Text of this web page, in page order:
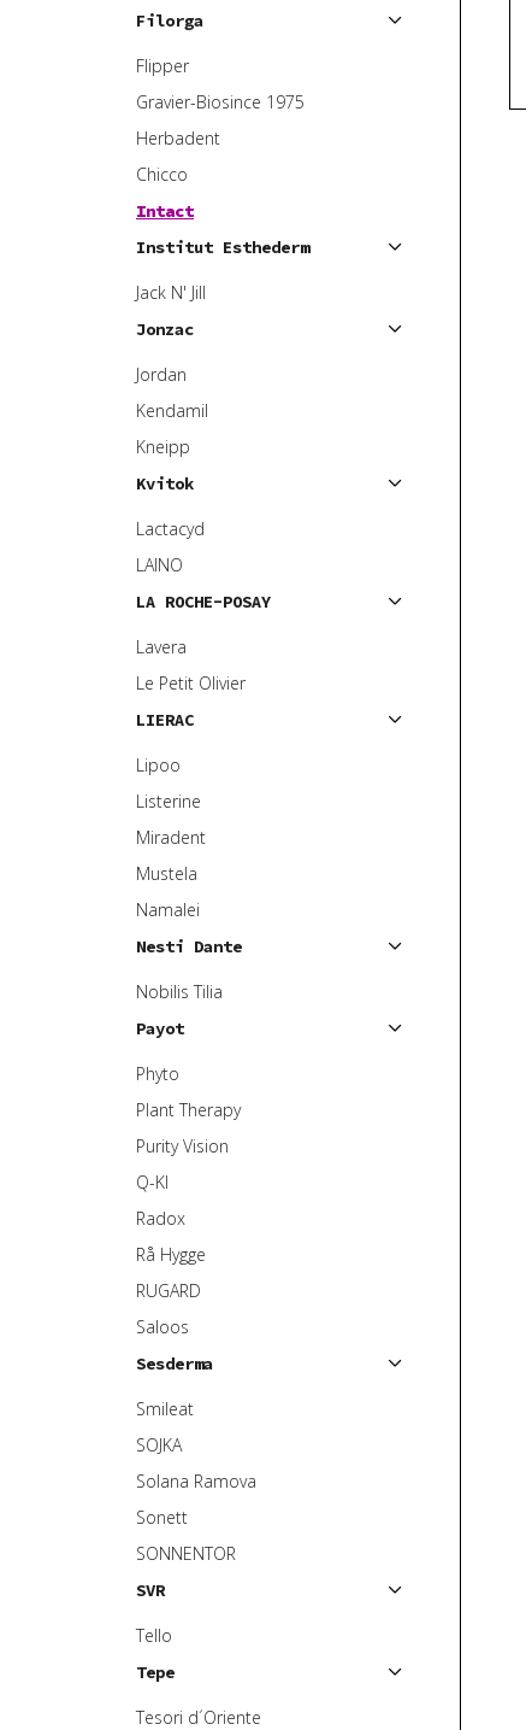
Filorga
Flipper
Gravier-Biosince 1975
Herbadent
Chicco
Intact
Institut Esthederm
Jack N' Jill
Jonzac
Jordan
Kendamil
Kneipp
Kvitok
Lactacyd
LAINO
LA ROCHE-POSAY
Lavera
Le Petit Olivier
LIERAC
Lipoo
Listerine
Miradent
Mustela
Namalei
Nesti Dante
Nobilis Tilia
Payot
Phyto
Plant Therapy
Purity Vision
Q-KI
Radox
Rå Hygge
RUGARD
Saloos
Sesderma
Smileat
SOJKA
Solana Ramova
Sonett
SONNENTOR
SVR
Tello
Tepe
Tesori d´Oriente